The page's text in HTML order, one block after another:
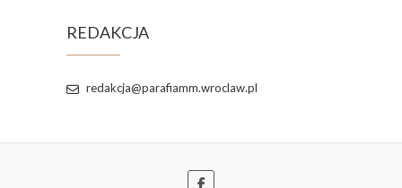
REDAKCJA
redakcja@parafiamm.wroclaw.pl